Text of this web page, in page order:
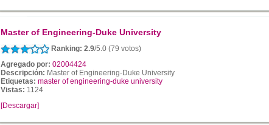
Master of Engineering-Duke University
Ranking: 2.9/5.0 (79 votos)
Agregado por: 02004424
Descripción: Master of Engineering-Duke University
Etiquetas: master of engineering-duke university
Vistas: 1124
[Descargar]